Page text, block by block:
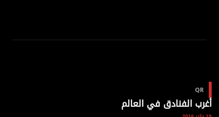
علوم الدار
الرياضة
QR
أغرب الفنادق في العالم